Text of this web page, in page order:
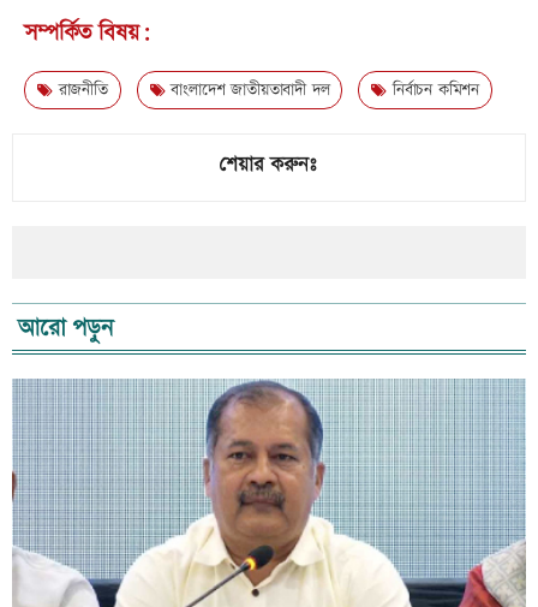
সম্পর্কিত বিষয়:
রাজনীতি বাংলাদেশ জাতীয়তাবাদী দল নির্বাচন কমিশন
শেয়ার করুনঃ
আরো পড়ুন